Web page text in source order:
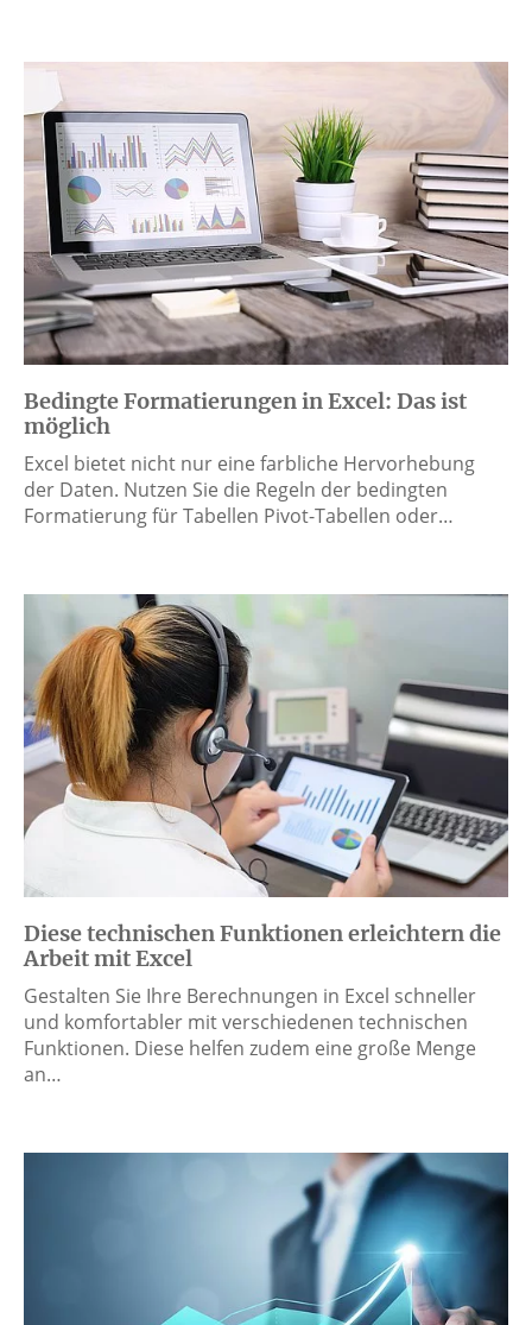
Bedingte Formatierungen in Excel: Das ist
möglich
Excel bietet nicht nur eine farbliche Hervorhebung
der Daten. Nutzen Sie die Regeln der bedingten
Formatierung für Tabellen Pivot-Tabellen oder…
Diese technischen Funktionen erleichtern die
Arbeit mit Excel
Gestalten Sie Ihre Berechnungen in Excel schneller
und komfortabler mit verschiedenen technischen
Funktionen. Diese helfen zudem eine große Menge
an…